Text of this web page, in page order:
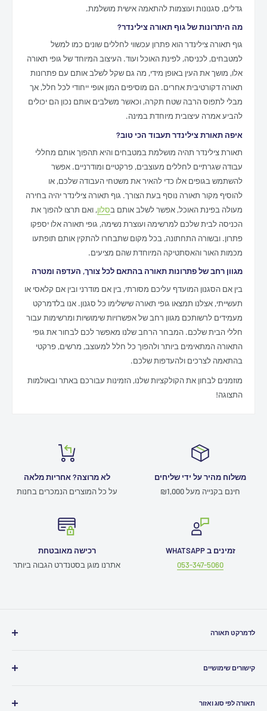
גדלים, סגנונות ועוצמות להתאמה אישית מושלמת.
מה היתרונות של גוף תאורה צילינדר?
גוף תאורה צילינדר הוא פתרון עכשווי לחללים שונים כמו למשל
למטבחים, לכניסה, לפינת האוכל ועוד. העיצוב המיוחד של גופי תאורה
אלו, מושך את העין באופן מידי, מה גם שקל לשלב אותם עם פתרונות
תאורה דקורטיבית אחרים. הם מוסיפים המון אופי ייחודי לכל חלל, אך
מבלי לתפוס הרבה שטח תקרה, וכאשר משלבים אותם נכון הם יכולים
להביע אמרה עיצובית מיוחדת במינה.
איפה תאורת צילינדר תעבוד הכי טוב?
תאורת צילינדר תהיה מושלמת במטבחים והיא תהפוך אותם מחללי
עבודה שגרתיים לחללים מעוצבים, פרקטיים ומודרניים. אפשר
להשתמש בגופים אלו כדי להאיר את משטחי העבודה שלכם, או
להוסיף מקור תאורה נוסף בעת הצורך. גוף תאורה צילינדר יהיה בחירה
מעולה בפינת האוכל, אפשר לשלב אותם בסלון, ואם תרצו להפוך את
הכניסה לבית שלכם למרשימה ועוצרת נשימה, גופי תאורה אלו יספקו
פתרון. ובשורה התחתונה, בכל מקום שתבחרו להתקין אותם תופתעו
מכמות האור והאסתטיקה המיוחדת שהם מציעים.
מגוון רחב של פתרונות תאורה בהתאם לכל צורך, העדפה ומטרה
בין אם הסגנון המועדף עליכם מסורתי, בין אם מודרני ובין אם קלאסי או
תעשייתי, אצלנו תמצאו גופי תאורה שישלימו כל סגנון. אנו בלדמרקט
מעמידים לרשותכם מגוון רחב של אפשרויות שימושיות ומרשימות עבור
חללי הבית שלכם. המבחר הרחב שלנו מאפשר לכם לבחור את גופי
התאורה המתאימים ביותר ולהפוך כל חלל למעוצב, מרשים, פרקטי
בהתאמה לצרכים ולהעדפות שלכם.
מוזמנים לבחון את הקולקציות שלנו, הזמינות עבורכם באתר ובאולמות
התצוגה!
משלוח מהיר על ידי שליחים
חינם בקנייה מעל ₪1,000
לא מרוצה? אחריות מלאה
על כל המוצרים הנמכרים בחנות
זמינים ב WHATSAPP
053-347-5060
רכישה מאובטחת
אתרנו מוגן בסטנדרט הגבוה ביותר
לדמרקט תאורה
קישורים שימושיים
תקנון האתר
תאורה לפי סוג ואזור